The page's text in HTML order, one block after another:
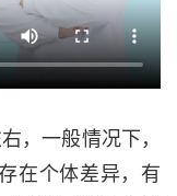
，一般情况下，
在个体差异，有